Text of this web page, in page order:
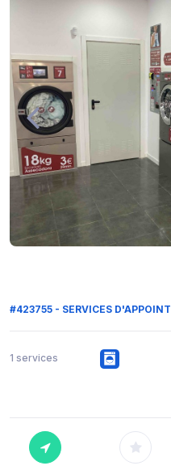
#423755 - SERVICES D'APPOINT
1 services